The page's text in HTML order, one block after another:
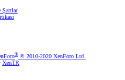
Şartlar
® © 2010-2020 XenForo Ltd.
XenTR